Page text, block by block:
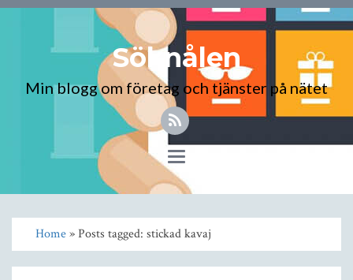
Söknålen
Min blogg om företag och tjänster på nätet
Toggle
navigation
Home» Posts tagged: stickad kavaj